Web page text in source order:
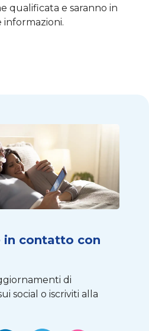
qualificata e saranno in
in contatto con
di
social o iscriviti alla